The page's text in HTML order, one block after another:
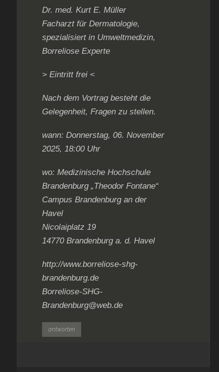
Dr. med. Kurt E. Müller
Facharzt für Dermatologie,
spezialisiert in Umweltmedizin,
Borreliose Experte
> Eintritt frei <
Nach dem Vortrag besteht die
Gelegenheit, Fragen zu stellen.
wann: Donnerstag, 06. November
2025, 18:00 Uhr
wo: Medizinische Hochschule
Brandenburg „Theodor Fontane“
Campus Brandenburg an der
Havel
Nicolaiplatz 19
14770 Brandenburg a. d. Havel
http://www.borreliose-shg-
brandenburg.de
Borreliose-SHG-
Brandenburg@web.de
antworten